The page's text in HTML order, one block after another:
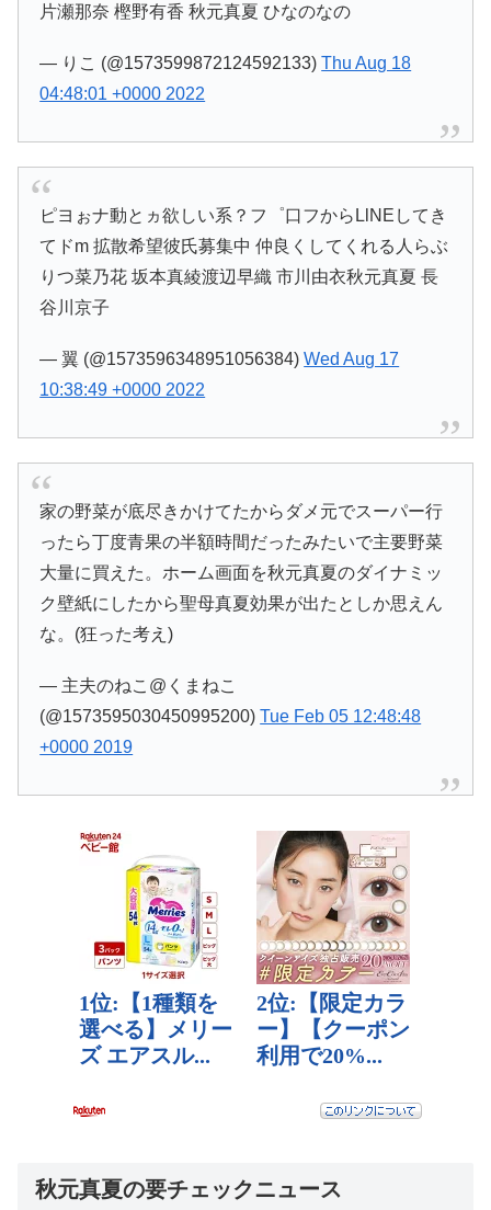
片瀬那奈 樫野有香 秋元真夏 ひなのなの
— りこ (@1573599872124592133)Thu Aug 18
04:48:01 +0000 2022
ピヨぉナ動とヵ欲しい系？フ゜口フからLlNEしてき
てドm 拡散希望彼氏募集中 仲良くしてくれる人らぶ
りつ菜乃花 坂本真綾渡辺早織 市川由衣秋元真夏 長
谷川京子
— 翼 (@1573596348951056384)Wed Aug 17
10:38:49 +0000 2022
家の野菜が底尽きかけてたからダメ元でスーパー行
ったら丁度青果の半額時間だったみたいで主要野菜
大量に買えた。ホーム画面を秋元真夏のダイナミッ
ク壁紙にしたから聖母真夏効果が出たとしか思えん
な。(狂った考え)
— 主夫のねこ@くまねこ
(@1573595030450995200)Tue Feb 05 12:48:48
+0000 2019
秋元真夏の要チェックニュース